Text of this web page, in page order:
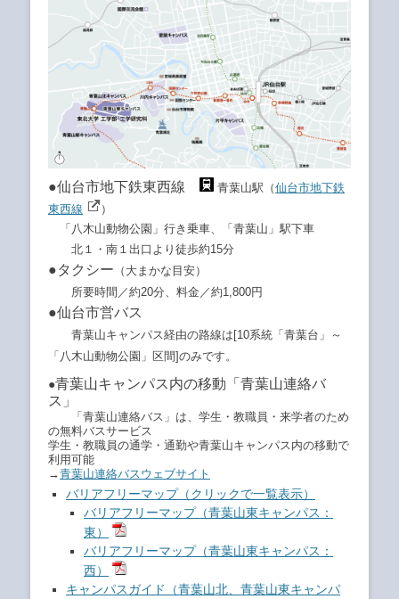
●仙台市地下鉄東西線 青葉山駅（仙台市地下鉄
東西線
）
「八木山動物公園」行き乗車、「青葉山」駅下車
北１・南１出口より徒歩約15分
●タクシー （大まかな目安）
所要時間／約20分、 料金／約1,800円
●仙台市営バス
青葉山キャンパス経由の路線は[10系統「青葉台」～
「八木山動物公園」区間]のみです。
●青葉山キャンパス内の移動「青葉山連絡バ
ス」
「青葉山連絡バス」は、学生・教職員・来学者のため
の無料バスサービス
学生・教職員の通学・通勤や青葉山キャンパス内の移動で
利用可能
→青葉山連絡バスウェブサイト
バリアフリーマップ（クリックで一覧表示）
バリアフリーマップ（青葉山東キャンパス：
東）
バリアフリーマップ（青葉山東キャンパス：
西）
キャンパスガイド（青葉山北、青葉山東キャンパ